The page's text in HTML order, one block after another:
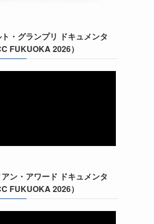
・グランプリ ドキュメンタ
FUKUOKA 2026）
ン・アワード ドキュメンタ
FUKUOKA 2026）